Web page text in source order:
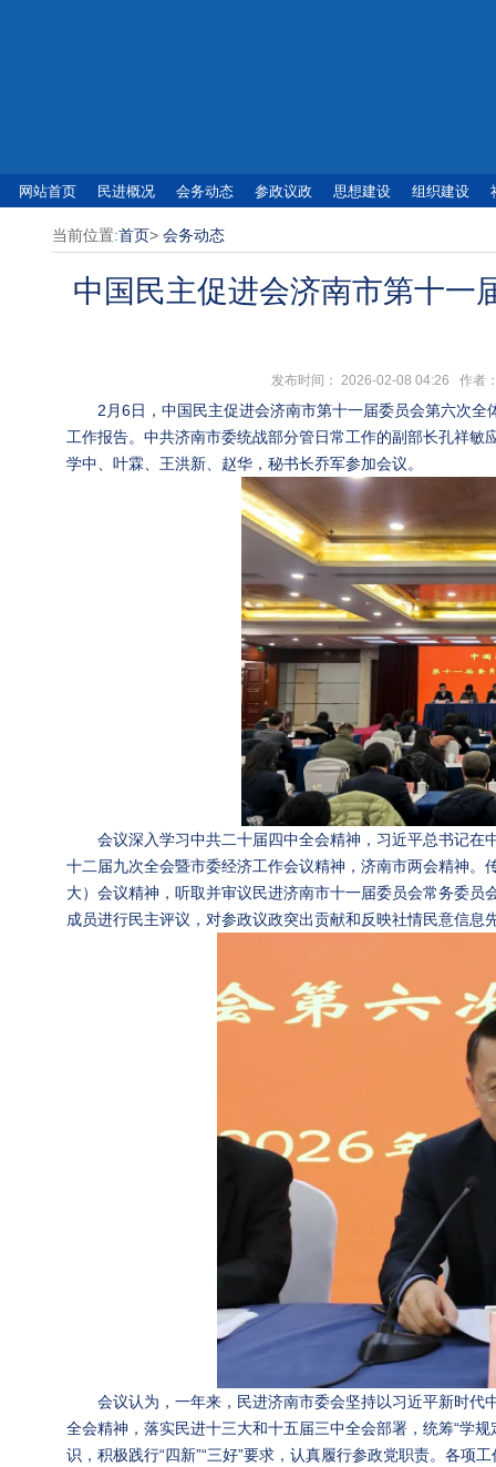
网站首页 民进概况 会务动态 参政议政 思想建设 组织建设
当前位置:首页>会务动态
中国民主促进会济南市第十一
发布时间： 2026-02-08 04:26 作者
2月6日，中国民主促进会济南市第十一届委员会第六次
工作报告。中共济南市委统战部分管日常工作的副部长孔祥
学中、叶霖、王洪新、赵华，秘书长乔军参加会议。
会议深入学习中共二十届四中全会精神，习近平总书记
十二届九次全会暨市委经济工作会议精神，济南市两会精神
大）会议精神，听取并审议民进济南市十一届委员会常务委
成员进行民主评议，对参政议政突出贡献和反映社情民意信息
会议认为，一年来，民进济南市委会坚持以习近平新时
全会精神，落实民进十三大和十五届三中全会部署，统筹“学
识，积极践行“四新”“三好”要求，认真履行参政党职责。各项